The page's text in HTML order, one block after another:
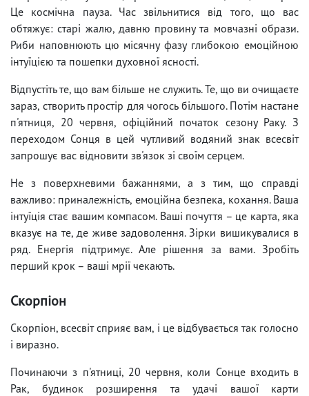
Це космічна пауза. Час звільнитися від того, що вас
обтяжує: старі жалю, давню провину та мовчазні образи.
Риби наповнюють цю місячну фазу глибокою емоційною
інтуїцією та пошепки духовної ясності.
Відпустіть те, що вам більше не служить. Те, що ви очищаєте
зараз, створить простір для чогось більшого. Потім настане
п'ятниця, 20 червня, офіційний початок сезону Раку. З
переходом Сонця в цей чутливий водяний знак всесвіт
запрошує вас відновити зв'язок зі своїм серцем.
Не з поверхневими бажаннями, а з тим, що справді
важливо: приналежність, емоційна безпека, кохання. Ваша
інтуїція стає вашим компасом. Ваші почуття – це карта, яка
вказує на те, де живе задоволення. Зірки вишикувалися в
ряд. Енергія підтримує. Але рішення за вами. Зробіть
перший крок – ваші мрії чекають.
Скорпіон
Скорпіон, всесвіт сприяє вам, і це відбувається так голосно
і виразно.
Починаючи з п'ятниці, 20 червня, коли Сонце входить в
Рак, будинок розширення та удачі вашої карти